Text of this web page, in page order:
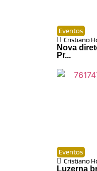
Eventos
Cristiano
Nova
Pr...
Eventos
Cristiano
Luzerna